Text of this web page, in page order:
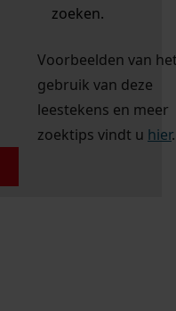
zoeken.
Voorbeelden van
gebruik van deze
leestekens en meer
zoektips vindt u hier.